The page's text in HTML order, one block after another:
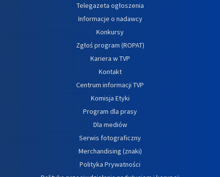
Telegazeta ogłoszenia
Informacje o nadawcy
Konkursy
Zgłoś program (ROPAT)
Kariera w TVP
Kontakt
Centrum informacji TVP
Komisja Etyki
Program dla prasy
Dla mediów
Serwis fotograficzny
Merchandising (znaki)
Polityka Prywatności